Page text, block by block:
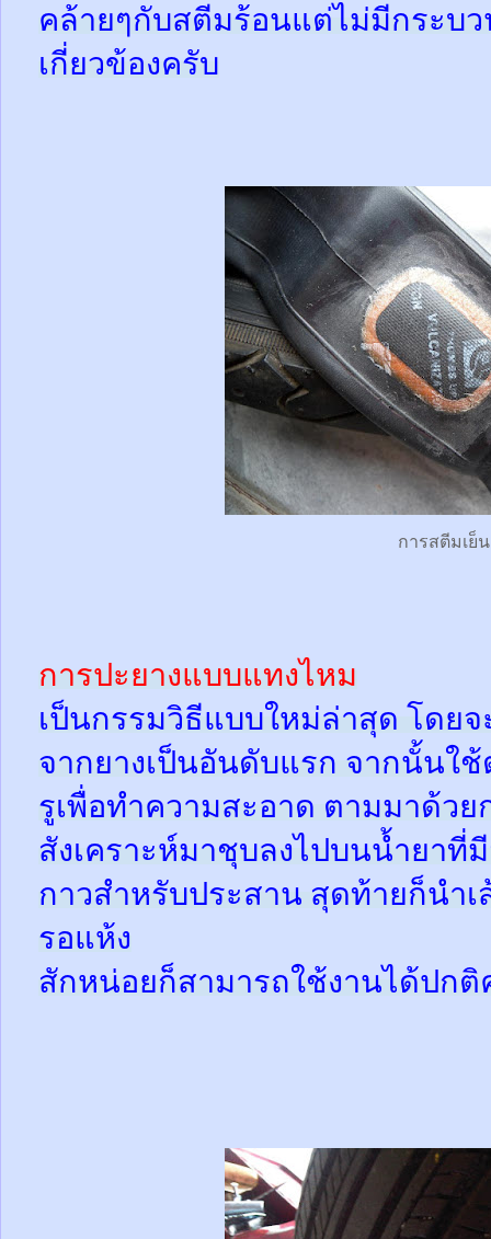
คล้ายๆกับสตีมร้อนแต่ไม่มีกระบ
เกี่ยวข้องครับ
การสตีมเย็น
การปะยางแบบแทงไหม
เป็นกรรมวิธีแบบใหม่ล่าสุด โดย
จากยางเป็นอันดับแรก จากนั้นใ
รูเพื่อทำความสะอาด ตามมาด้วย
สังเคราะห์มาชุบลงไปบนน้ำยาที่
กาวสำหรับประสาน สุดท้ายก็นำเ
รอแห้ง
สักหน่อยก็สามารถใช้งานได้ปกติ